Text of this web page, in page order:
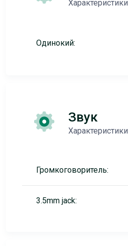
Характеристики
Одинокий:
Звук
Характеристики
Громкоговоритель:
3.5mm jack: